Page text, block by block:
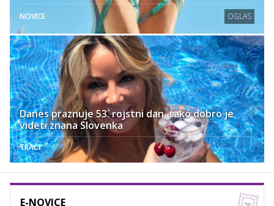
NOVICE OGLAS
Danes praznuje 53. rojstni dan, tako dobro je
videti znana Slovenka
TRAČI
E-NOVICE